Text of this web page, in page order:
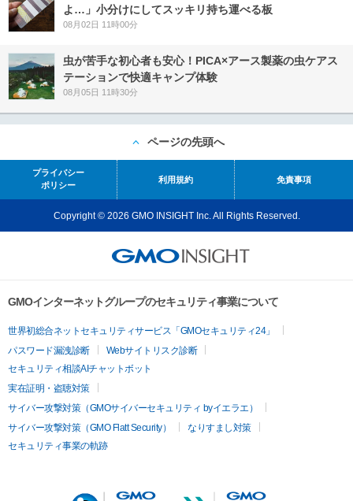
よ…」小分けにしてスッキリ持ち運べる板
08月02日 11時00分
虫が苦手な初心者も安心！PICA×アース製薬の虫ケアス
テーションで快適キャンプ体験
08月05日 11時30分
ページの先頭へ
プライバシー
ポリシー
利用規約 免責事項
Copyright © 2026 GMO INSIGHT Inc. All Rights Reserved.
GMOインターネットグループのセキュリティ事業について
世界初総合ネットセキュリティサービス「GMOセキュリティ24」
パスワード漏洩診断
Webサイトリスク診断
セキュリティ相談AIチャットボット
実在証明・盗聴対策
サイバー攻撃対策（GMOサイバーセキュリティ byイエラエ）
サイバー攻撃対策（GMO Flatt Security）
なりすまし対策
セキュリティ事業の軌跡